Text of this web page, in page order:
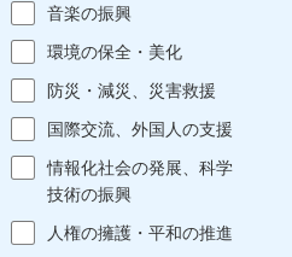
音楽の振興
環境の保全・美化
防災・減災、災害救援
国際交流、外国人の支援
情報化社会の発展、科学
技術の振興
人権の擁護・平和の推進